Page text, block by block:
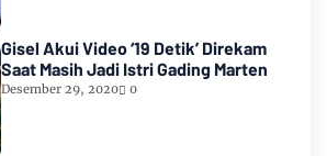
Gisel Akui Video ‘19 Detik’ Direkam
Saat Masih Jadi Istri Gading Marten
Desember 29, 2020 0